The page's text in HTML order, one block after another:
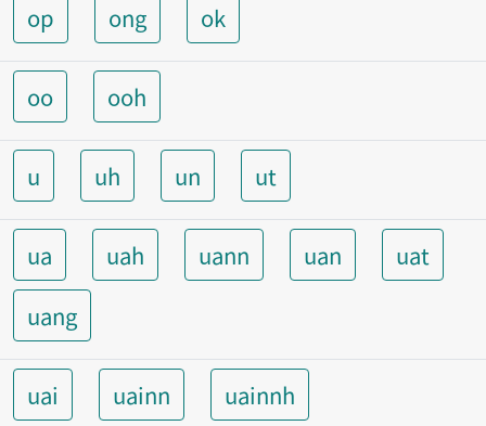
op
ong ok
oo ooh
u uh un ut
ua uah uann uan
uat
uang
uai uainn uainnh